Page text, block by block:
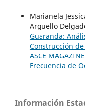
Marianela
Arguello
Guaranda:
Construcción
ASCE
Frecuencia de
Información